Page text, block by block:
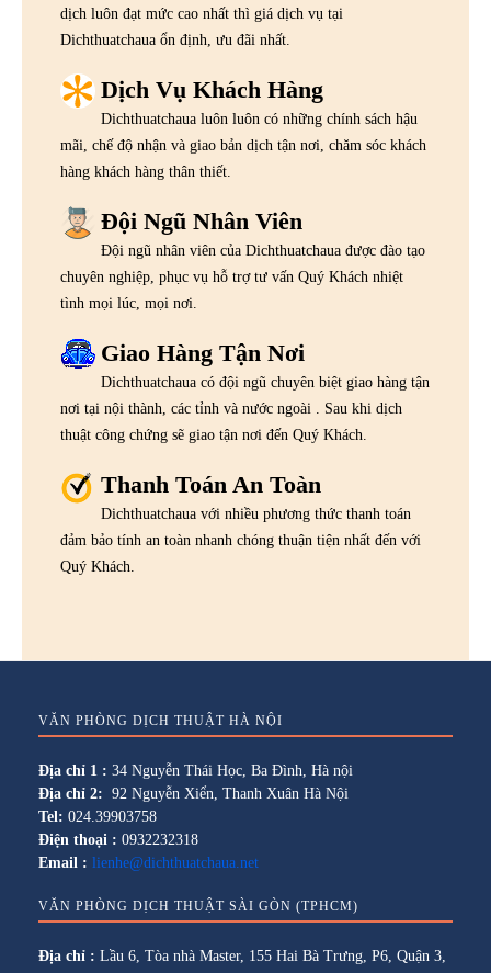
dịch luôn đạt mức cao nhất thì giá dịch vụ tại
Dichthuatchaua ổn định, ưu đãi nhất.
Dịch Vụ Khách Hàng
Dichthuatchaua luôn luôn có những chính sách hậu
mãi, chế độ nhận và giao bản dịch tận nơi, chăm sóc khách
hàng khách hàng thân thiết.
Đội Ngũ Nhân Viên
Đội ngũ nhân viên của Dichthuatchaua được đào tạo
chuyên nghiệp, phục vụ hỗ trợ tư vấn Quý Khách nhiệt
tình mọi lúc, mọi nơi.
Giao Hàng Tận Nơi
Dichthuatchaua có đội ngũ chuyên biệt giao hàng tận
nơi tại nội thành, các tỉnh và nước ngoài . Sau khi dịch
thuật công chứng sẽ giao tận nơi đến Quý Khách.
Thanh Toán An Toàn
Dichthuatchaua với nhiều phương thức thanh toán
đảm bảo tính an toàn nhanh chóng thuận tiện nhất đến với
Quý Khách.
VĂN PHÒNG DỊCH THUẬT HÀ NỘI
Địa chỉ 1 : 34 Nguyễn Thái Học, Ba Đình, Hà nội
Địa chỉ 2: 92 Nguyễn Xiển, Thanh Xuân Hà Nội
Tel: 024.39903758
Điện thoại : 0932232318
Email : lienhe@dichthuatchaua.net
VĂN PHÒNG DỊCH THUẬT SÀI GÒN (TPHCM)
Địa chỉ : Lầu 6, Tòa nhà Master, 155 Hai Bà Trưng, P6, Quận 3,